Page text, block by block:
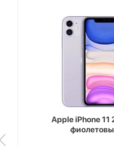
Apple iPhone 11